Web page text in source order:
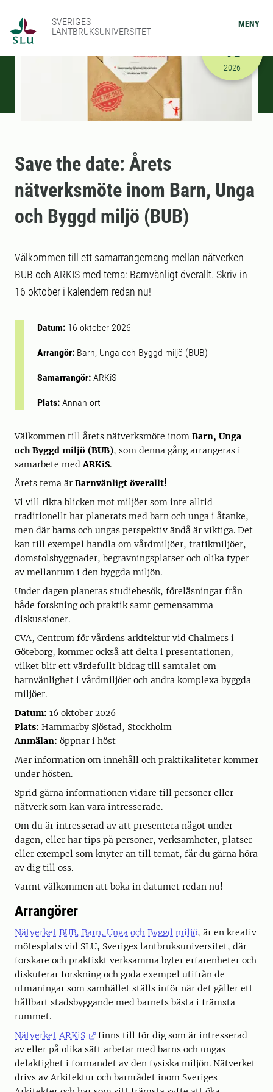
SVERIGES
LANTBRUKSUNIVERSITET
MENY
2026-10-
16
2026
Save the date: Årets
nätverksmöte inom Barn, Unga
och Byggd miljö (BUB)
Välkommen till ett samarrangemang mellan nätverken
BUB och ARKIS med tema: Barnvänligt överallt. Skriv in
16 oktober i kalendern redan nu!
Datum: 16 oktober 2026
Arrangör: Barn, Unga och Byggd miljö (BUB)
Samarrangör: ARKiS
Plats: Annan ort
Välkommen till årets nätverksmöte inom Barn, Unga
och Byggd miljö (BUB), som denna gång arrangeras i
samarbete medARKiS.
Årets tema är Barnvänligt överallt!
Vi vill rikta blicken mot miljöer som inte alltid
traditionellt har planerats med barn och unga i åtanke,
men där barns och ungas perspektiv ändå är viktiga. Det
kan till exempel handla om vårdmiljöer, trafikmiljöer,
domstolsbyggnader, begravningsplatser och olika typer
av mellanrum i den byggda miljön.
Under dagen planeras studiebesök, föreläsningar från
både forskning och praktik samt gemensamma
diskussioner.
CVA, Centrum för vårdens arkitektur vid Chalmers i
Göteborg, kommer också att delta i presentationen,
vilket blir ett värdefullt bidrag till samtalet om
barnvänlighet i vårdmiljöer och andra komplexa byggda
miljöer.
Datum: 16 oktober 2026
Plats: Hammarby Sjöstad, Stockholm
Anmälan: öppnar i höst
Mer information om innehåll och praktikaliteter kommer
under hösten.
Sprid gärna informationen vidare till personer eller
nätverk som kan vara intresserade.
Om du är intresserad av att presentera något under
dagen, eller har tips på personer, verksamheter, platser
eller exempel som knyter an till temat, får du gärna höra
av dig till oss.
Varmt välkommen att boka in datumet redan nu!
Arrangörer
Nätverket BUB, Barn, Unga och Byggd miljö, är en kreativ
mötesplats vid SLU, Sveriges lantbruksuniversitet, där
forskare och praktiskt verksamma byter erfarenheter och
diskuterar forskning och goda exempel utifrån de
utmaningar som samhället ställs inför när det gäller ett
hållbart stadsbyggande med barnets bästa i främsta
rummet.
Nätverket ARKiS
finns till för dig som är intresserad
av eller på olika sätt arbetar med barns och ungas
delaktighet i formandet av den fysiska miljön. Nätverket
drivs av Arkitektur och barnrådet inom Sveriges